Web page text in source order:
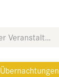
Übernachtungen